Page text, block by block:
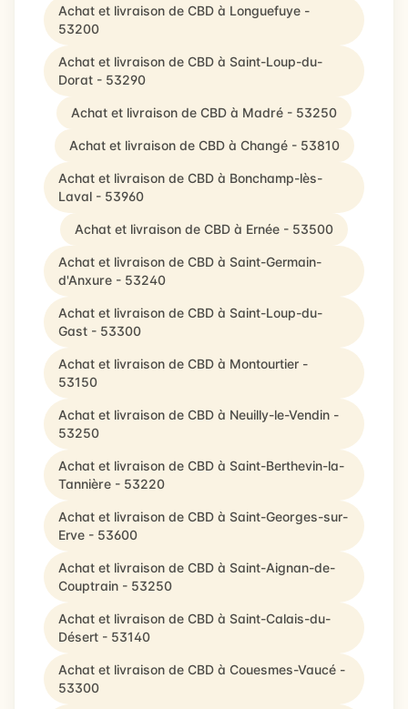
Achat et livraison de CBD à Longuefuye -
53200
Achat et livraison de CBD à Saint-Loup-du-
Dorat - 53290
Achat et livraison de CBD à Madré - 53250
Achat et livraison de CBD à Changé - 53810
Achat et livraison de CBD à Bonchamp-lès-
Laval - 53960
Achat et livraison de CBD à Ernée - 53500
Achat et livraison de CBD à Saint-Germain-
d'Anxure - 53240
Achat et livraison de CBD à Saint-Loup-du-
Gast - 53300
Achat et livraison de CBD à Montourtier -
53150
Achat et livraison de CBD à Neuilly-le-Vendin -
53250
Achat et livraison de CBD à Saint-Berthevin-la-
Tannière - 53220
Achat et livraison de CBD à Saint-Georges-sur-
Erve - 53600
Achat et livraison de CBD à Saint-Aignan-de-
Couptrain - 53250
Achat et livraison de CBD à Saint-Calais-du-
Désert - 53140
Achat et livraison de CBD à Couesmes-Vaucé -
53300